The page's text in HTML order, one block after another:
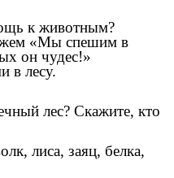
к животным?
«Мы спешим в
он чудес!»
в лесу.
лес? Скажите, кто
лиса, заяц, белка,